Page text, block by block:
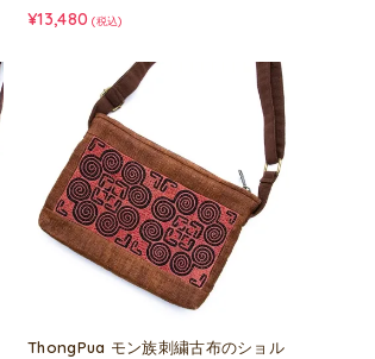
¥13,480 (税込)
ThongPua モン族刺繍古布のショル